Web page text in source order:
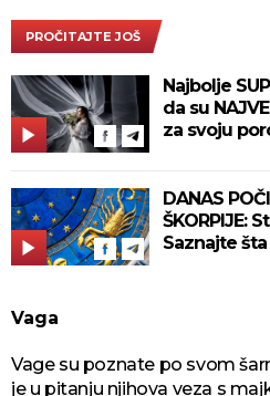
PROČITAJTE JOŠ
Najbolje
da su
za svoju
DANAS
ŠKORPIJE:
Saznajte
Vaga
Vage su poznate po svom
je u pitanju njihova veza s